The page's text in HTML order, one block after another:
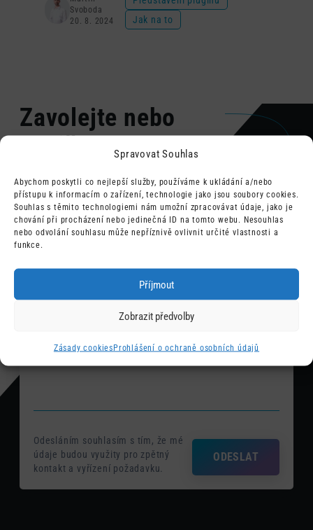
Spravovat Souhlas
Abychom poskytli co nejlepší služby, používáme k ukládání a/nebo
přístupu k informacím o zařízení, technologie jako jsou soubory cookies.
Souhlas s těmito technologiemi nám umožní zpracovávat údaje, jako je
chování při procházení nebo jedinečná ID na tomto webu. Nesouhlas
nebo odvolání souhlasu může nepříznivě ovlivnit určité vlastnosti a
funkce.
Příjmout
Zobrazit předvolby
Zásady cookiesProhlášení o ochraně osobních údajů
Svoboda
20. 8. 2024
Jak na to
Zavolejte nebo
napište
Odesláním souhlasím s tím, že mé
údaje budou využity pro zpětný
kontakt a vyřízení požadavku.
ODESLAT